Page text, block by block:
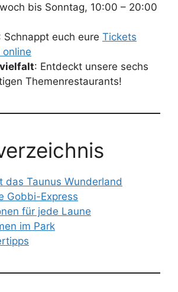
bis Sonntag, 10:00 – 20:00
Schnappt euch eure Tickets
online
: Entdeckt unsere sechs
Themenrestaurants!
das Taunus Wunderland
Gobbi-Express
für jede Laune
im Park